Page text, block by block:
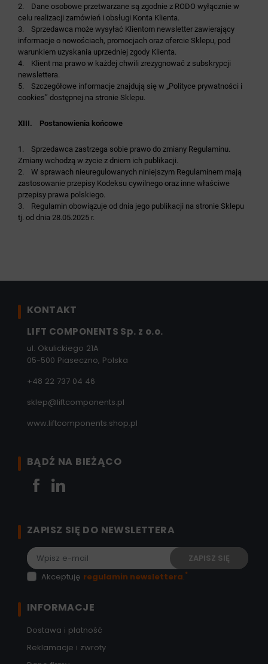
2. Dane osobowe przetwarzane są zgodnie z RODO wyłącznie w
celu realizacji zamówień i obsługi Konta Klienta.
3. Sprzedawca może wysyłać Klientom newsletter zawierający
informacje o nowościach, promocjach oraz ofercie Sklepu, pod
warunkiem uzyskania uprzedniej zgody Klienta.
4. Klient ma prawo w każdej chwili zrezygnować z subskrypcji
newslettera.
5. Szczegółowe informacje znajdują się w „Polityce prywatności i
cookies” dostępnej na stronie Sklepu.
XIII. Postanowienia końcowe
1. Sprzedawca zastrzega sobie prawo do zmiany Regulaminu.
Zmiany wchodzą w życie z dniem ich publikacji.
2. W sprawach nieuregulowanych niniejszym Regulaminem mają
zastosowanie przepisy Kodeksu cywilnego oraz inne właściwe
przepisy prawa polskiego.
3. Regulamin obowiązuje od dnia jego publikacji na stronie Sklepu
tj. od dnia 28.05.2025 r.
KONTAKT
LIFT COMPONENTS Sp. z o.o.
ul. Okulickiego 21A
05-500 Piaseczno, Polska
+48 22 737 04 46
sklep@liftcomponents.pl
www.liftcomponents.shop.pl
BĄDŹ NA BIEŻĄCO
ZAPISZ SIĘ DO NEWSLETTERA
Akceptuję regulamin newslettera.*
INFORMACJE
Dostawa i płatność
Reklamacje i zwroty